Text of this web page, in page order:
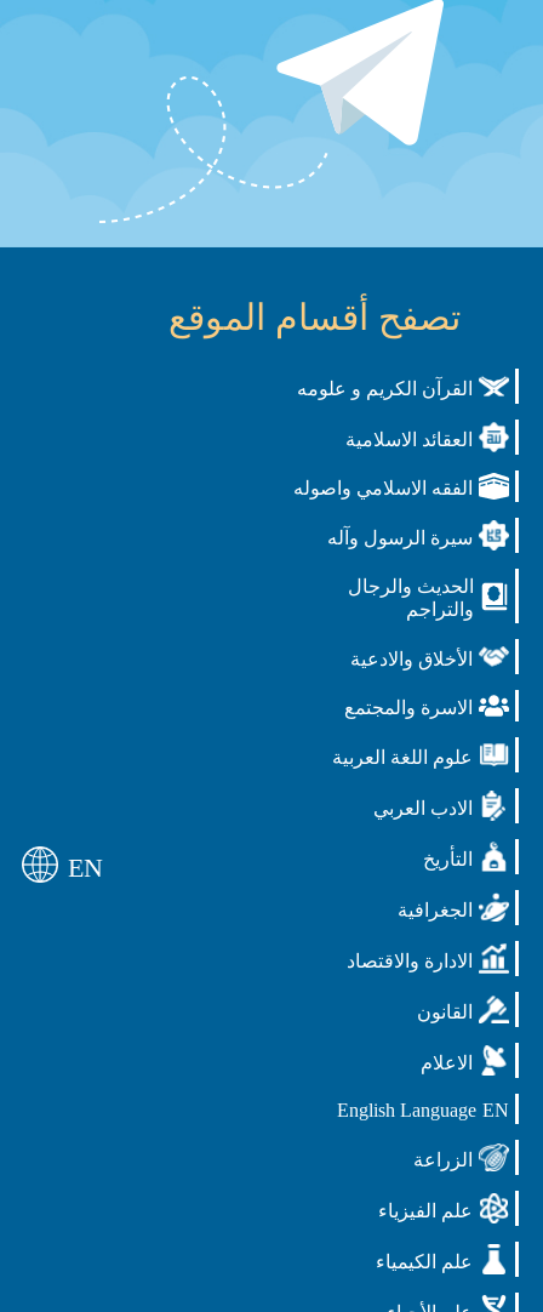
تصفح أقسام الموقع
القرآن الكريم و علومه
العقائد الاسلامية
الفقه الاسلامي واصوله
سيرة الرسول وآله
الحديث والرجال
والتراجم
الأخلاق والادعية
الاسرة والمجتمع
علوم اللغة العربية
الادب العربي
التأريخ
الجغرافية
الادارة والاقتصاد
القانون
الاعلام
EN
English Language
الزراعة
علم الفيزياء
علم الكيمياء
EN